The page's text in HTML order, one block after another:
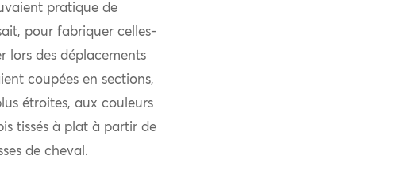
pratique de
pour fabriquer celles-
lors des déplacements
coupées en sections,
étroites, aux couleurs
tissés à plat à partir de
de cheval.